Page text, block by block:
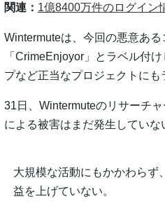
関連： 1億8400万件のログイン
Wintermuteは、今回の悪意あ
「CrimeEnjoyor」とラベル付
プなど正当なプロジェクトにも
31日、Wintermuteのリサーチ
による被害はまだ発生していな
大規模な活動にもかかわらず
益を上げていない。